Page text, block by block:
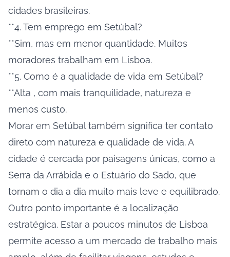
cidades brasileiras.
**4. Tem emprego em Setúbal?
**Sim, mas em menor quantidade. Muitos
moradores trabalham em Lisboa.
**5. Como é a qualidade de vida em Setúbal?
**Alta , com mais tranquilidade, natureza e
menos custo.
Morar em Setúbal também significa ter contato
direto com natureza e qualidade de vida. A
cidade é cercada por paisagens únicas, como a
Serra da Arrábida e o Estuário do Sado, que
tornam o dia a dia muito mais leve e equilibrado.
Outro ponto importante é a localização
estratégica. Estar a poucos minutos de Lisboa
permite acesso a um mercado de trabalho mais